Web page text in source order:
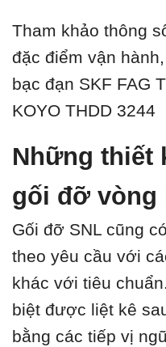
Tham khảo thông
đặc điểm vận
bạc đạn SKF FAG
KOYO THDD 3244
Những thiết
gối đỡ vòng
Gối đỡ SNL cũng
theo yêu cầu với
khác với tiêu
biệt được liệt kê
bằng các tiếp vị